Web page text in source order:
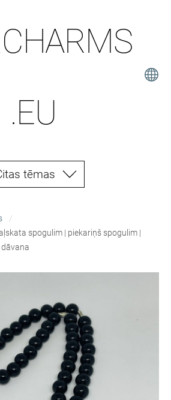
.EU
tēmas
spogulim | piekariņš spogulim |